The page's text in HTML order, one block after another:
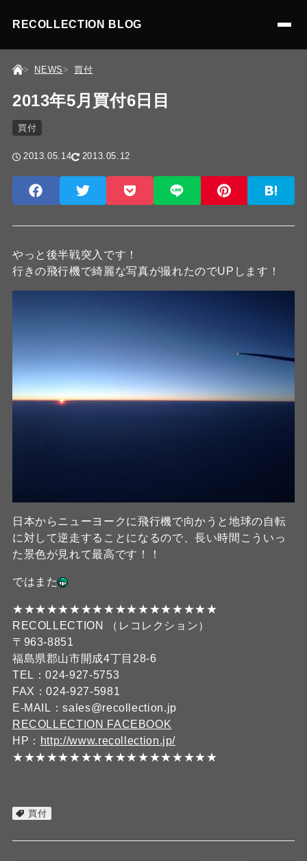
RECOLLECTION BLOG
NEWS 買付
2013年5月買付6日目
買付
2013.05.14 2013.05.12
やっと後半戦突入です！
行きの飛行機で綺麗な写真が撮れたのでUPします！
日本からニューヨークに飛行機で向かうと地球の自転
に対して逆走することになるので、長い時間こういっ
た景色が見れて最高です！！
ではまた
★★★★★★★★★★★★★★★★★★
RECOLLECTION （レコレクション）
〒963-8851
福島県郡山市開成4丁目28-6
TEL：024-927-5753
FAX：024-927-5981
E-MAIL：sales@recollection.jp
RECOLLECTION FACEBOOK
HP： http://www.recollection.jp/
★★★★★★★★★★★★★★★★★★
買付